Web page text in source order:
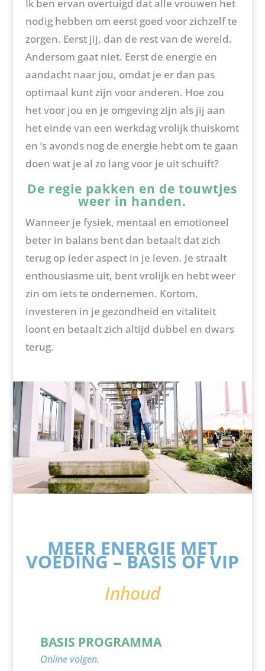
Ik ben ervan overtuigd dat alle vrouwen het
nodig hebben om eerst goed voor zichzelf te
zorgen. Eerst jij, dan de rest van de wereld.
Andersom gaat niet. Eerst de energie en
aandacht naar jou, omdat je er dan pas
optimaal kunt zijn voor anderen. Hoe zou
het voor jou en je omgeving zijn als jij aan
het einde van een werkdag vrolijk thuiskomt
en ’s avonds nog de energie hebt om te gaan
doen wat je al zo lang voor je uit schuift?
De regie pakken en de touwtjes
weer in handen.
Wanneer je fysiek, mentaal en emotioneel
beter in balans bent dan betaalt dat zich
terug op ieder aspect in je leven. Je straalt
enthousiasme uit, bent vrolijk en hebt weer
zin om iets te ondernemen. Kortom,
investeren in je gezondheid en vitaliteit
loont en betaalt zich altijd dubbel en dwars
terug.
MEER ENERGIE MET
VOEDING –BASIS OF VIP
Inhoud
BASIS PROGRAMMA
Online volgen.